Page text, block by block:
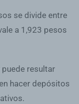
se divide entre
a 1,923 pesos
resultar
hacer depósitos